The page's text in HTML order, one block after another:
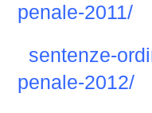
penale-2011/
sentenze-
penale-2012/